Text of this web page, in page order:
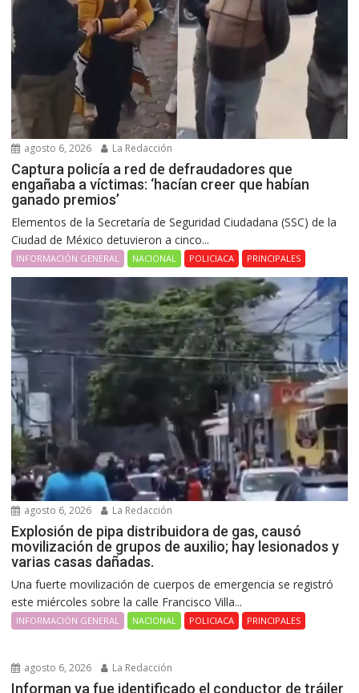
agosto 6, 2026 La Redacción
Captura policía a red de defraudadores que
engañaba a víctimas: ‘hacían creer que habían
ganado premios’
Elementos de la Secretaría de Seguridad Ciudadana (SSC) de la
Ciudad de México detuvieron a cinco...
INFORMACIÓN GENERAL NACIONAL POLICIACA PRINCIPALES
agosto 6, 2026 La Redacción
Explosión de pipa distribuidora de gas, causó
movilización de grupos de auxilio; hay lesionados y
varias casas dañadas.
Una fuerte movilización de cuerpos de emergencia se registró
este miércoles sobre la calle Francisco Villa...
INFORMACIÓN GENERAL NACIONAL POLICIACA PRINCIPALES
agosto 6, 2026 La Redacción
Informan ya fue identificado el conductor de tráiler